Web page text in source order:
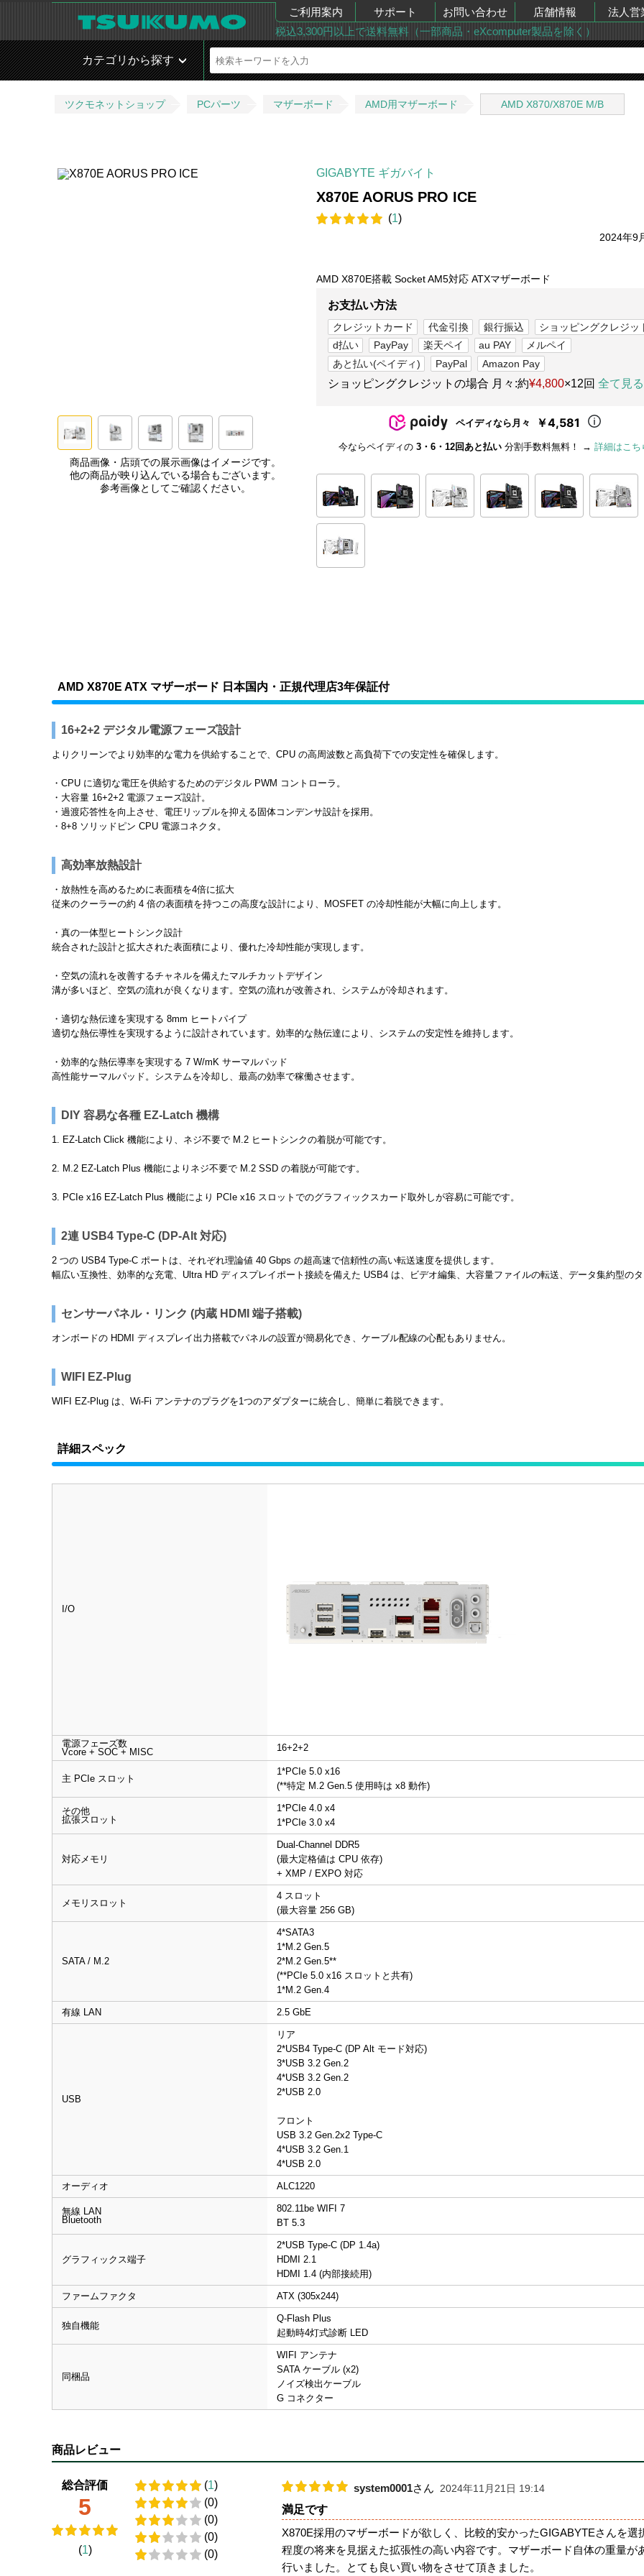
ご利用案内 サポート お問い合わせ 店舗情報 法人営
税込3,300円以上で送料無料（一部商品・eXcomputer製品を除く）
カテゴリから探す
ツクモネットショップ PCパーツ マザーボード AMD用マザーボード AMD X870/X870E M/B
商品画像・店頭での展示画像はイメージです。
他の商品が映り込んでいる場合もございます。
参考画像としてご確認ください。
GIGABYTE ギガバイト
X870E AORUS PRO ICE
(1)
2024年9
AMD X870E搭載 Socket AM5対応 ATXマザーボード
お支払い方法
クレジットカード 代金引換 銀行振込
ショッピングクレジッ
d払い
PayPay 楽天ペイ au PAY
メルペイ
あと払い(ペイディ)
PayPal Amazon Pay
ショッピングクレジットの場合 月々:約¥4,800×12回 全て見る
ペイディなら月々 ￥4,581
今ならペイディの 3・6・12回あと払い 分割手数料無料！ → 詳細はこち
AMD X870E ATX マザーボード 日本国内・正規代理店3年保証付
16+2+2 デジタル電源フェーズ設計
よりクリーンでより効率的な電力を供給することで、CPU の高周波数と高負荷下での安定性を確保します。
・CPU に適切な電圧を供給するためのデジタル PWM コントローラ。
・大容量 16+2+2 電源フェーズ設計。
・過渡応答性を向上させ、電圧リップルを抑える固体コンデンサ設計を採用。
・8+8 ソリッドピン CPU 電源コネクタ。
高効率放熱設計
・放熱性を高めるために表面積を4倍に拡大
従来のクーラーの約 4 倍の表面積を持つこの高度な設計により、MOSFET の冷却性能が大幅に向上します。
・真の一体型ヒートシンク設計
統合された設計と拡大された表面積により、優れた冷却性能が実現します。
・空気の流れを改善するチャネルを備えたマルチカットデザイン
溝が多いほど、空気の流れが良くなります。空気の流れが改善され、システムが冷却されます。
・適切な熱伝達を実現する 8mm ヒートパイプ
適切な熱伝導性を実現するように設計されています。効率的な熱伝達により、システムの安定性を維持します。
・効率的な熱伝導率を実現する 7 W/mK サーマルパッド
高性能サーマルパッド。システムを冷却し、最高の効率で稼働させます。
DIY 容易な各種 EZ-Latch 機構
1. EZ-Latch Click 機能により、ネジ不要で M.2 ヒートシンクの着脱が可能です。
2. M.2 EZ-Latch Plus 機能によりネジ不要で M.2 SSD の着脱が可能です。
3. PCIe x16 EZ-Latch Plus 機能により PCIe x16 スロットでのグラフィックスカード取外しが容易に可能です。
2連 USB4 Type-C (DP-Alt 対応)
2 つの USB4 Type-C ポートは、それぞれ理論値 40 Gbps の超高速で信頼性の高い転送速度を提供します。
幅広い互換性、効率的な充電、Ultra HD ディスプレイポート接続を備えた USB4 は、ビデオ編集、大容量ファイルの転送、データ集約型のタ
センサーパネル・リンク (内蔵 HDMI 端子搭載)
オンボードの HDMI ディスプレイ出力搭載でパネルの設置が簡易化でき、ケーブル配線の心配もありません。
WIFI EZ-Plug
WIFI EZ-Plug は、Wi-Fi アンテナのプラグを1つのアダプターに統合し、簡単に着脱できます。
詳細スペック
I/O
電源フェーズ数
Vcore + SOC + MISC
16+2+2
主 PCIe スロット
1*PCIe 5.0 x16
(**特定 M.2 Gen.5 使用時は x8 動作)
その他
拡張スロット
1*PCIe 4.0 x4
1*PCIe 3.0 x4
対応メモリ
Dual-Channel DDR5
(最大定格値は CPU 依存)
+ XMP / EXPO 対応
メモリスロット
4 スロット
(最大容量 256 GB)
SATA / M.2
4*SATA3
1*M.2 Gen.5
2*M.2 Gen.5**
(**PCIe 5.0 x16 スロットと共有)
1*M.2 Gen.4
有線 LAN 2.5 GbE
USB
リア
2*USB4 Type-C (DP Alt モード対応)
3*USB 3.2 Gen.2
4*USB 3.2 Gen.2
2*USB 2.0
フロント
USB 3.2 Gen.2x2 Type-C
4*USB 3.2 Gen.1
4*USB 2.0
オーディオ ALC1220
無線 LAN
Bluetooth
802.11be WIFI 7
BT 5.3
グラフィックス端子
2*USB Type-C (DP 1.4a)
HDMI 2.1
HDMI 1.4 (内部接続用)
ファームファクタ ATX (305x244)
独自機能
Q-Flash Plus
起動時4灯式診断 LED
同梱品
WIFI アンテナ
SATA ケーブル (x2)
ノイズ検出ケーブル
G コネクター
商品レビュー
総合評価
5
(1)
(1)
(0)
(0)
(0)
(0)
system0001さん 2024年11月21日 19:14
満足です
X870E採用のマザーボードが欲しく、比較的安かったGIGABYTEさんを
程度の将来を見据えた拡張性の高い内容です。マザーボード自体の重量
行いました。とても良い買い物をさせて頂きました。